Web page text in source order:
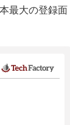
最大の登録面